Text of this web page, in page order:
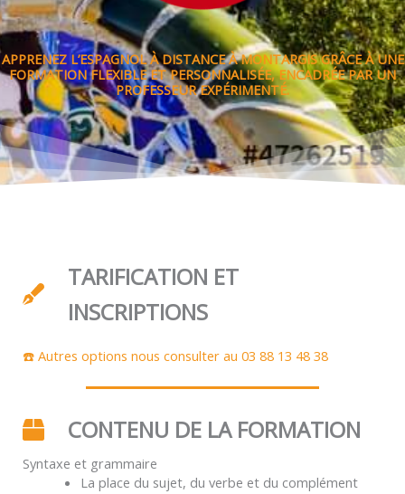
APPRENEZ L’ESPAGNOL À DISTANCE À MONTARGIS GRÂCE À UNE
FORMATION FLEXIBLE ET PERSONNALISÉE, ENCADRÉE PAR UN
PROFESSEUR EXPÉRIMENTÉ.
TARIFICATION ET
INSCRIPTIONS
☎️ Autres options nous consulter au 03 88 13 48 38
CONTENU DE LA FORMATION
Syntaxe et grammaire
La place du sujet, du verbe et du complément